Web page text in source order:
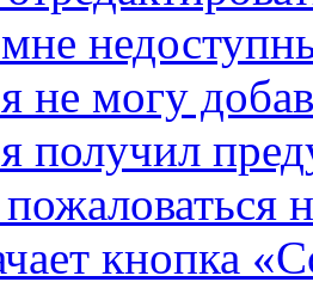
не могу
получил
кнопка